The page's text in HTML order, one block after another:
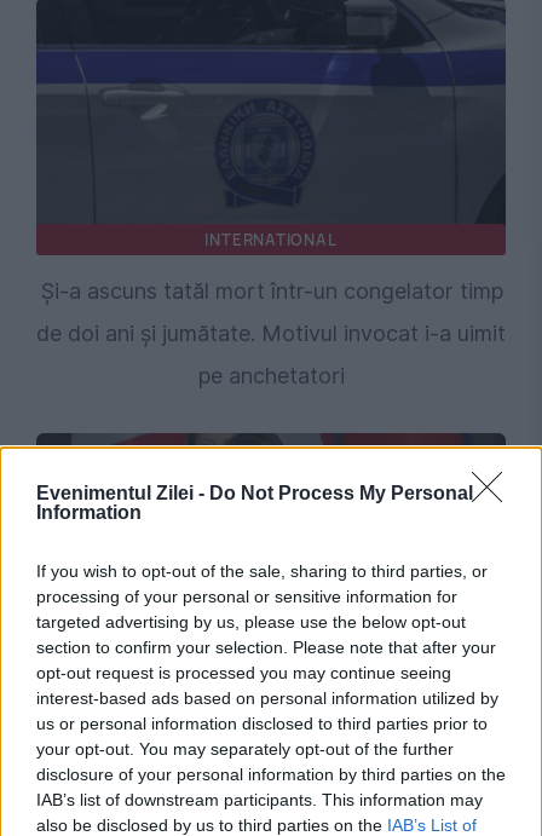
Evenimentul Zilei - Do Not Process My Personal
Information
If you wish to opt-out of the sale, sharing to third parties, or
processing of your personal or sensitive information for
targeted advertising by us, please use the below opt-out
section to confirm your selection. Please note that after your
opt-out request is processed you may continue seeing
interest-based ads based on personal information utilized by
us or personal information disclosed to third parties prior to
your opt-out. You may separately opt-out of the further
disclosure of your personal information by third parties on the
IAB’s list of downstream participants. This information may
also be disclosed by us to third parties on the IAB’s List of
INTERNATIONAL
Și-a ascuns tatăl mort într-un congelator timp
de doi ani și jumătate. Motivul invocat i-a uimit
pe anchetatori
INTERNATIONAL
Opoziția încearcă suspendarea Maiei Sandu.
Președinta spune că în spatele demersului se
află interesele Kremlinului